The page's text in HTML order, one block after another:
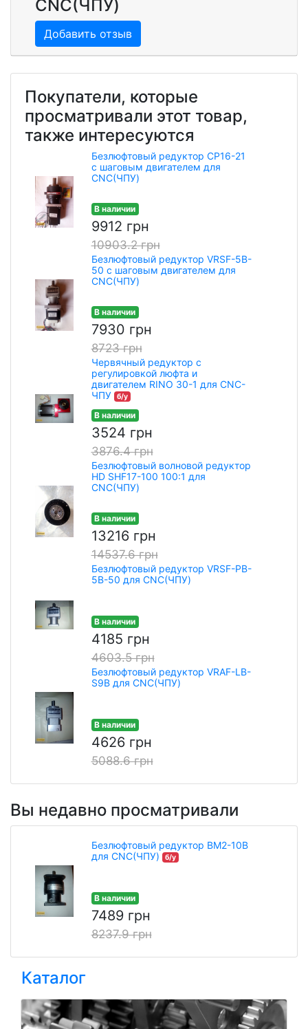
CNC(ЧПУ)
Добавить отзыв
Покупатели, которые
просматривали этот товар,
также интересуются
Безлюфтовый редуктор CP16-21
с шаговым двигателем для
CNC(ЧПУ)
В наличии
9912 грн
10903.2 грн
Безлюфтовый редуктор VRSF-5B-
50 с шаговым двигателем для
CNC(ЧПУ)
В наличии
7930 грн
8723 грн
Червячный редуктор с
регулировкой люфта и
двигателем RINO 30-1 для CNC-
ЧПУ
б/у
В наличии
3524 грн
3876.4 грн
Безлюфтовый волновой редуктор
HD SHF17-100 100:1 для
CNC(ЧПУ)
В наличии
13216 грн
14537.6 грн
Безлюфтовый редуктор VRSF-PB-
5B-50 для CNC(ЧПУ)
В наличии
4185 грн
4603.5 грн
Безлюфтовый редуктор VRАF-LB-
S9B для CNC(ЧПУ)
В наличии
4626 грн
5088.6 грн
Вы недавно просматривали
Безлюфтовый редуктор BM2-10В
для CNC(ЧПУ)
б/у
В наличии
7489 грн
8237.9 грн
Каталог